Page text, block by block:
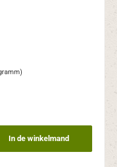
in of gebruik de knoppen om
In de winkelmand